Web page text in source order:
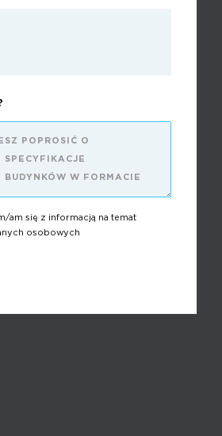
am się z informacją na temat
osobowych